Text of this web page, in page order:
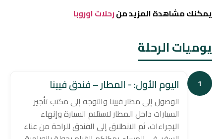
يمكنك مشاهدة المزيد منرحلات اوروبا
يوميات الرحلة
1 اليوم الأول: - المطار – فندق فيينا
الوصول إلى مطار فيينا والتوجه إلى مكتب تأجير
السيارات داخل المطار لاستلام السيارة وإنهاء
الإجراءات، ثم الانطلاق إلى الفندق للراحة من عناء